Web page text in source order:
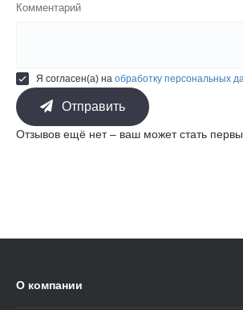
Комментарий
Я согласен(а) на обработку персональных
Отправить
Отзывов ещё нет – ваш может стать
О компании